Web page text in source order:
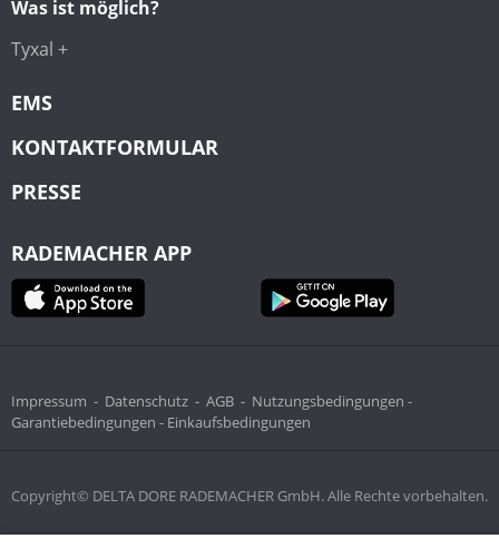
Was ist möglich?
Tyxal +
EMS
KONTAKTFORMULAR
PRESSE
RADEMACHER APP
Copyright© DELTA DORE RADEMACHER GmbH. Alle Rechte vorbehalten.
Impressum - Datenschutz - AGB - Nutzungsbedingungen -
Garantiebedingungen - Einkaufsbedingungen